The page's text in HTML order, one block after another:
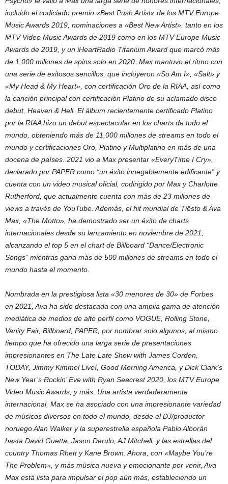
incluido el codiciado premio «Best Push Artist» de los MTV Europe
Music Awards 2019, nominaciones a «Best New Artist». tanto en los
MTV Video Music Awards de 2019 como en los MTV Europe Music
Awards de 2019, y un iHeartRadio Titanium Award que marcó más
de 1,000 millones de spins solo en 2020. Max mantuvo el ritmo con
una serie de exitosos sencillos, que incluyeron «So Am I», «Salt» y
«My Head & My Heart», con certificación Oro de la RIAA, así como
la canción principal con certificación Platino de su aclamado disco
debut, Heaven & Hell. El álbum recientemente certificado Platino
por la RIAA hizo un debut espectacular en los charts de todo el
mundo, obteniendo más de 11,000 millones de streams en todo el
mundo y certificaciones Oro, Platino y Multiplatino en más de una
docena de países. 2021 vio a Max presentar «EveryTime I Cry»,
declarado por PAPER como “un éxito innegablemente edificante” y
cuenta con un video musical oficial, codirigido por Max y Charlotte
Rutherford, que actualmente cuenta con más de 23 millones de
views a través de YouTube. Además, el hit mundial de Tiësto & Ava
Max, «The Motto», ha demostrado ser un éxito de charts
internacionales desde su lanzamiento en noviembre de 2021,
alcanzando el top 5 en el chart de Billboard “Dance/Electronic
Songs” mientras gana más de 500 millones de streams en todo el
mundo hasta el momento.
Nombrada en la prestigiosa lista «30 menores de 30» de Forbes
en 2021, Ava ha sido destacada con una amplia gama de atención
mediática de medios de alto perfil como VOGUE, Rolling Stone,
Vanity Fair, Billboard, PAPER, por nombrar solo algunos, al mismo
tiempo que ha ofrecido una larga serie de presentaciones
impresionantes en The Late Late Show with James Corden,
TODAY, Jimmy Kimmel Live!, Good Morning America, y Dick Clark’s
New Year’s Rockin’ Eve with Ryan Seacrest 2020, los MTV Europe
Video Music Awards, y más. Una artista verdaderamente
internacional, Max se ha asociado con una impresionante variedad
de músicos diversos en todo el mundo, desde el DJ/productor
noruego Alan Walker y la superestrella española Pablo Alborán
hasta David Guetta, Jason Derulo, AJ Mitchell, y las estrellas del
country Thomas Rhett y Kane Brown. Ahora, con «Maybe You’re
The Problem», y más música nueva y emocionante por venir, Ava
Max está lista para impulsar el pop aún más, estableciendo un